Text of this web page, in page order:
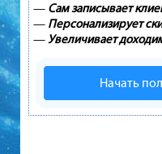
— Сам записывает
— Персонализирует
—Увеличивает
Начать